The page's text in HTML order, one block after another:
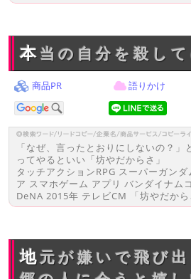
本当の自分を殺し
商品PR 語りかけ
「なぜ、言ったとおりにしないの？
ってやるといい「坊やだからさ」
タッチアクションRPG スーパーガン
ア スマホゲーム アプリ バンダイナム
DeNA 2015年 テレビCM 「坊やだか
地元が嫌いで飛び出したのに、同